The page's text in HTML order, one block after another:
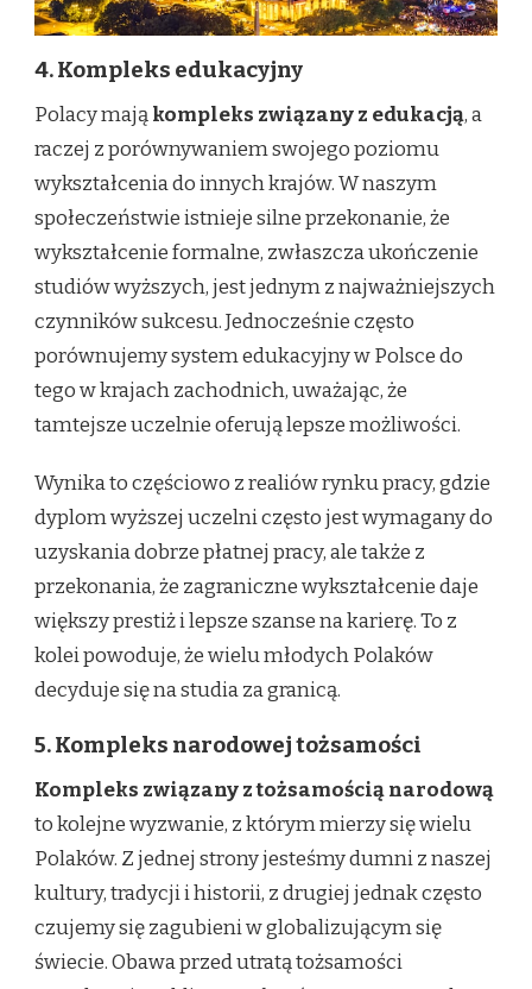
4. Kompleks edukacyjny
Polacy mająkompleks związany z edukacją, a
raczej z porównywaniem swojego poziomu
wykształcenia do innych krajów. W naszym
społeczeństwie istnieje silne przekonanie, że
wykształcenie formalne, zwłaszcza ukończenie
studiów wyższych, jest jednym z najważniejszych
czynników sukcesu. Jednocześnie często
porównujemy system edukacyjny w Polsce do
tego w krajach zachodnich, uważając, że
tamtejsze uczelnie oferują lepsze możliwości.
Wynika to częściowo z realiów rynku pracy, gdzie
dyplom wyższej uczelni często jest wymagany do
uzyskania dobrze płatnej pracy, ale także z
przekonania, że zagraniczne wykształcenie daje
większy prestiż i lepsze szanse na karierę. To z
kolei powoduje, że wielu młodych Polaków
decyduje się na studia za granicą.
5. Kompleks narodowej tożsamości
Kompleks związany z tożsamością narodową
to kolejne wyzwanie, z którym mierzy się wielu
Polaków. Z jednej strony jesteśmy dumni z naszej
kultury, tradycji i historii, z drugiej jednak często
czujemy się zagubieni w globalizującym się
świecie. Obawa przed utratą tożsamości